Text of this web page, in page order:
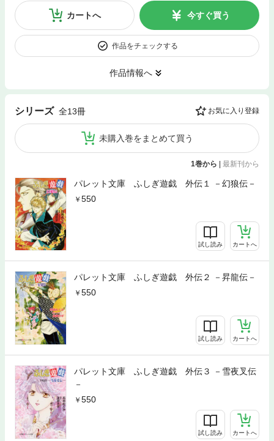
カートへ 今すぐ買う
作品をチェックする
作品情報へ
シリーズ 全13冊 お気に入り登録
未購入巻をまとめて買う
1巻から | 最新刊から
パレット文庫 ふしぎ遊戯 外伝１ －幻狼伝－
550
試し読み カートへ
パレット文庫 ふしぎ遊戯 外伝２ －昇龍伝－
550
試し読み カートへ
パレット文庫 ふしぎ遊戯 外伝３ －雪夜叉伝
－
550
試し読み カートへ